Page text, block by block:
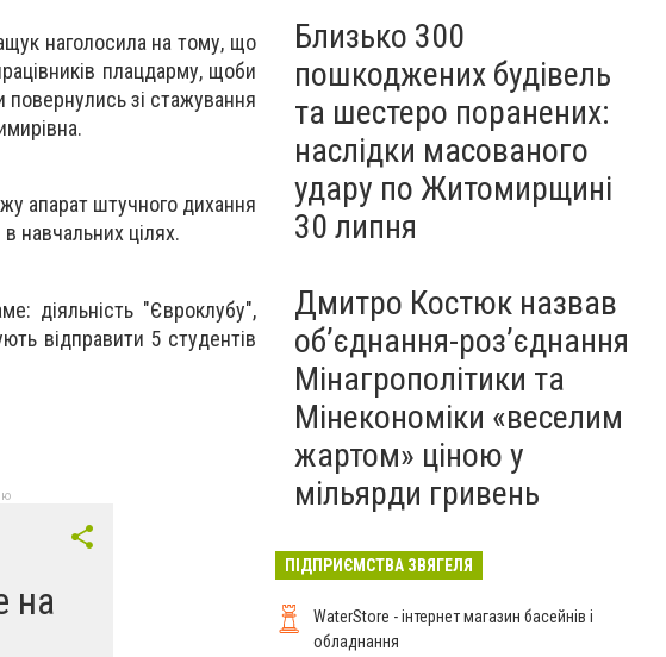
наголосила на тому, що
плацдарму, щоби
повернулись зі стажування
апарат штучного дихання
навчальних цілях.
діяльність "Євроклубу",
відправити 5 студентів
на
Близько 300
пошкоджених будівель
та шестеро поранених:
наслідки масованого
удару по Житомирщині
30 липня
Дмитро Костюк назвав
об’єднання-роз’єднання
Мінагрополітики та
Мінекономіки «веселим
жартом» ціною у
мільярди гривень
ПІДПРИЄМСТВА ЗВЯГЕЛЯ
WaterStore - інтернет магазин басейнів і
обладнання